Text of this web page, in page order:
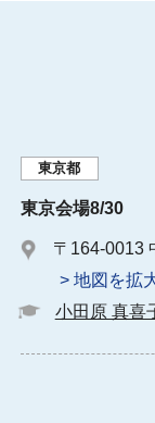
東京都
東京会場8/30
〒164-0013
> 地図を拡
小田原 真喜